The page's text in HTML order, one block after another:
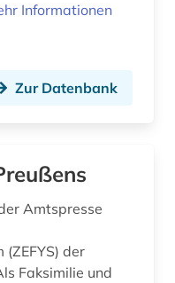
Informationen
Zur Datenbank
Amtspresse
der
Faksimilie und